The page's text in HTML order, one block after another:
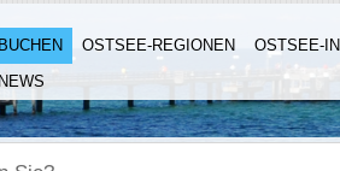
OSTSEE-REGIONEN OSTSEE-